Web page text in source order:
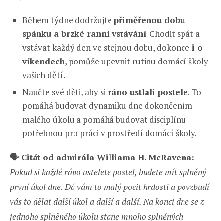
Během týdne dodržujte přiměřenou dobu
spánku a brzké ranní vstávání. Chodit spát a
vstávat každý den ve stejnou dobu, dokonce i o
víkendech, pomůže upevnit rutinu domácí školy
vašich dětí.
Naučte své děti, aby si ráno ustlali postele. To
pomáhá budovat dynamiku dne dokončením
malého úkolu a pomáhá budovat disciplínu
potřebnou pro práci v prostředí domácí školy.
🗣️ Citát od admirála Williama H. McRavena:
Pokud si každé ráno ustelete postel, budete mít splněný
první úkol dne. Dá vám to malý pocit hrdosti a povzbudí
vás to dělat další úkol a další a další. Na konci dne se z
jednoho splněného úkolu stane mnoho splněných